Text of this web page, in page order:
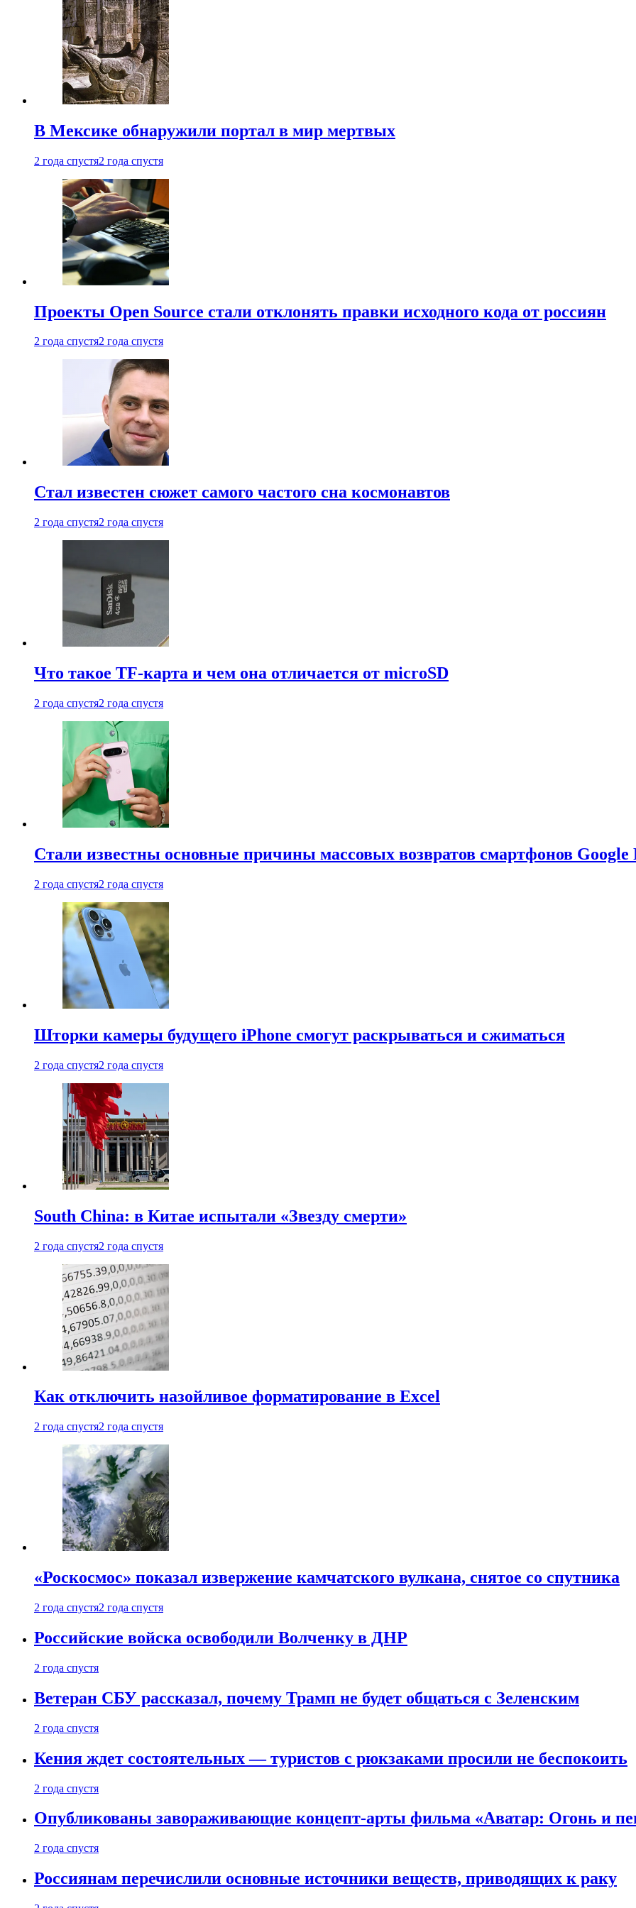
В Мексике обнаружили портал в мир мертвых
2 года спустя2 года спустя
Проекты Open Source стали отклонять правки исходного кода от россиян
2 года спустя2 года спустя
Стал известен сюжет самого частого сна космонавтов
2 года спустя2 года спустя
Что такое TF-карта и чем она отличается от microSD
2 года спустя2 года спустя
Стали известны основные причины массовых возвратов смартфонов Google
2 года спустя2 года спустя
Шторки камеры будущего iPhone смогут раскрываться и сжиматься
2 года спустя2 года спустя
South China: в Китае испытали «Звезду смерти»
2 года спустя2 года спустя
Как отключить назойливое форматирование в Excel
2 года спустя2 года спустя
«Роскосмос» показал извержение камчатского вулкана, снятое со спутника
2 года спустя2 года спустя
Российские войска освободили Волченку в ДНР
2 года спустя
Ветеран СБУ рассказал, почему Трамп не будет общаться с Зеленским
2 года спустя
Кения ждет состоятельных — туристов с рюкзаками просили не беспокоить
2 года спустя
Опубликованы завораживающие концепт-арты фильма «Аватар: Огонь и
2 года спустя
Россиянам перечислили основные источники веществ, приводящих к раку